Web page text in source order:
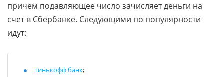
причем подавляющее число зачисляет деньги на
счет в Сбербанке. Следующими по популярности
идут:
Тинькофф банк;